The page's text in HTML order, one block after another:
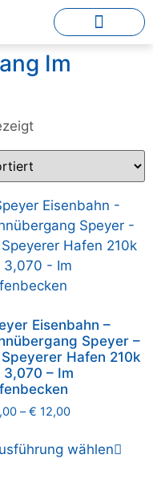
Im
Eisenbahn –
Speyer –
Speyerer Hafen 210k
3,070 – Im
–€ 12,00
wählen